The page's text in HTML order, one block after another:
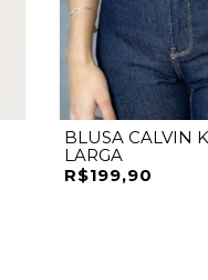
BLUSA CALVIN
LARGA
R$199,90